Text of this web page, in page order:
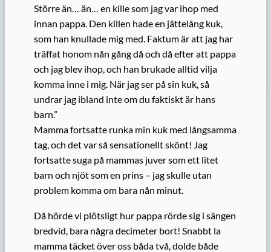
Större än… än… en kille som jag var ihop med
innan pappa. Den killen hade en jättelång kuk,
som han knullade mig med. Faktum är att jag har
träffat honom nån gång då och då efter att pappa
och jag blev ihop, och han brukade alltid vilja
komma inne i mig. När jag ser på sin kuk, så
undrar jag ibland inte om du faktiskt är hans
barn.”
Mamma fortsatte runka min kuk med långsamma
tag, och det var så sensationellt skönt! Jag
fortsatte suga på mammas juver som ett litet
barn och njöt som en prins – jag skulle utan
problem komma om bara nån minut.
Då hörde vi plötsligt hur pappa rörde sig i sängen
bredvid, bara några decimeter bort! Snabbt la
mamma täcket över oss båda två, dolde både